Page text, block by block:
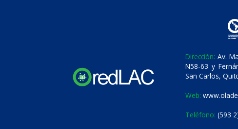
Dirección: Av.
N58-63 y
San Carlos,
Web:
Teléfono: (593